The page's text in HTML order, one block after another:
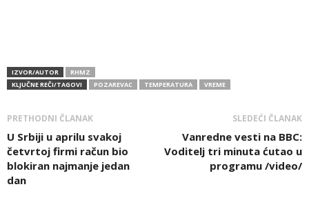
IZVOR/AUTOR
RHMZ
KLJUČNE REČI/TAGOVI
POZAREVAC TEMPERATURA VREME
PRETHODNI ČLANAK
U Srbiji u aprilu svakoj
četvrtoj firmi račun bio
blokiran najmanje jedan
dan
SLEDEĆI ČLANAK
Vanredne vesti na BBC:
Voditelj tri minuta ćutao u
programu /video/